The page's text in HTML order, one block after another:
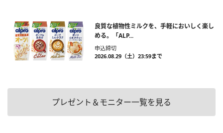
良質な植物性ミルクを、手軽においしく楽し
める。「ALP...
申込締切
2026.08.29（土）23:59まで
プレゼント＆モニター一覧を見る